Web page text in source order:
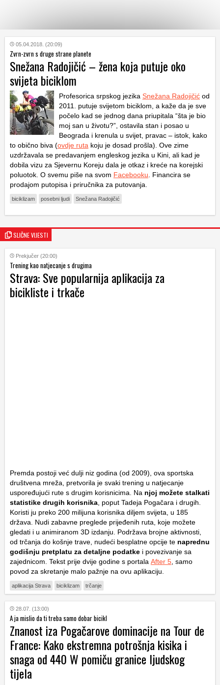
KATEGORIJE
HRVATSKI
WEB
05.04.2018. (20:09)
Zvrn-zvrn s druge strane planete
Snežana Radojičić – žena koja putuje oko
svijeta biciklom
Profesorica srpskog jezika Snežana Radojičić od
2011. putuje svijetom biciklom, a kaže da je sve
počelo kad se jednog dana priupitala “šta je bio
moj san u životu?”, ostavila stan i posao u
Beograda i krenula u svijet, pravac – istok, kako
to obično biva (ovdje ruta koju je dosad prošla). Ove zime
uzdržavala se predavanjem engleskog jezika u Kini, ali kad je
dobila vizu za Sjevernu Koreju dala je otkaz i kreće na korejski
poluotok. O svemu piše na svom Facebooku . Financira se
prodajom putopisa i priručnika za putovanja.
biciklizam posebni ljudi Snežana Radojičić
SLIČNE VIJESTI
Prekjučer (20:00)
Trening kao natjecanje s drugima
Strava: Sve popularnija aplikacija za
bicikliste i trkače
Premda postoji već dulji niz godina (od 2009), ova sportska
društvena mreža, pretvorila je svaki trening u natjecanje
uspoređujući rute s drugim korisnicima. Na njoj možete stalkati
statistike drugih korisnika , poput Tadeja Pogačara i drugih.
Koristi ju preko 200 milijuna korisnika diljem svijeta, u 185
država. Nudi zabavne preglede prijeđenih ruta, koje možete
gledati i u animiranom 3D izdanju. Podržava brojne aktivnosti,
od trčanja do košnje trave, nudeći besplatne opcije te naprednu
godišnju pretplatu za detaljne podatke i povezivanje sa
zajednicom. Tekst prije dvije godine s portala After 5 , samo
povod za skretanje malo pažnje na ovu aplikaciju.
aplikacija Strava biciklizam trčanje
28.07. (13:00)
A ja mislio da ti treba samo dobar bicikl
Znanost iza Pogačarove dominacije na Tour de
France: Kako ekstremna potrošnja kisika i
snaga od 440 W pomiču granice ljudskog
tijela